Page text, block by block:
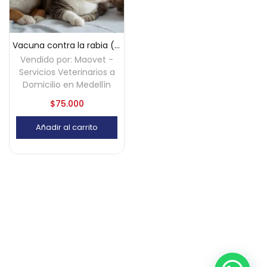
Vacuna contra la rabia (perros y gatos) a domicilio – Medellín
Vendido por: Maovet -
Servicios Veterinarios a
Domicilio en Medellín
$75.000
Añadir al carrito